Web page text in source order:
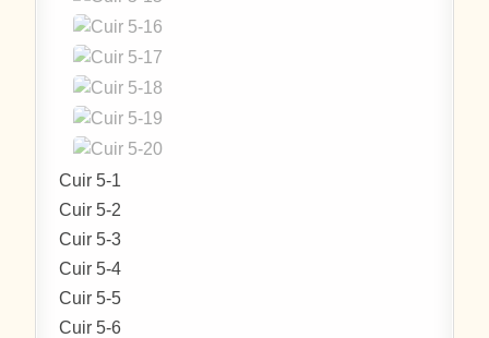
Cuir 5-1
Cuir 5-2
Cuir 5-3
Cuir 5-4
Cuir 5-5
Cuir 5-6